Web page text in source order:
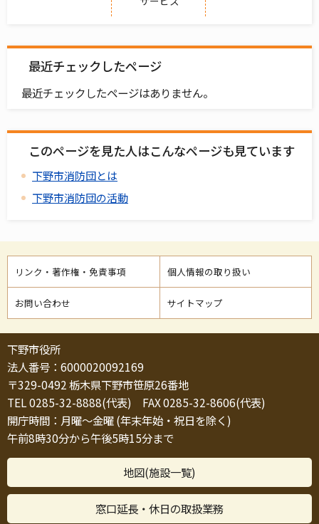
最近チェックしたページ
最近チェックしたページはありません。
このページを見た人はこんなページも見ています
下野市消防団とは
下野市消防団の活動
リンク・著作権・免責事項 個人情報の取り扱い
お問い合わせ サイトマップ
下野市役所
法人番号：6000020092169
〒329-0492 栃木県下野市笹原26番地
TEL 0285-32-8888(代表) FAX 0285-32-8606(代表)
開庁時間：月曜～金曜 (年末年始・祝日を除く)
午前8時30分から午後5時15分まで
地図(施設一覧)
窓口延長・休日の取扱業務